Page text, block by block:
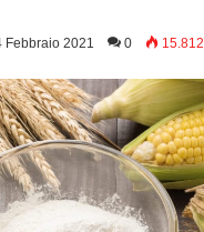
Febbraio 2021 0 15.812